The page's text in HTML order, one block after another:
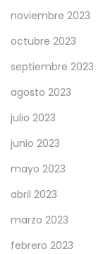
noviembre 2023
octubre 2023
septiembre 2023
agosto 2023
julio 2023
junio 2023
mayo 2023
abril 2023
marzo 2023
febrero 2023